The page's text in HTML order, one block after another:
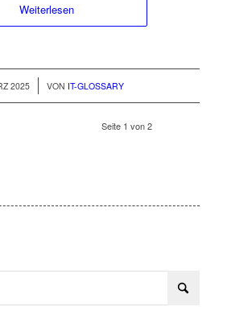
Weiterlesen
2025 VON IT-GLOSSARY
Seite 1 von 2